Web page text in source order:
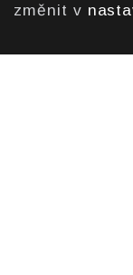
změnit v